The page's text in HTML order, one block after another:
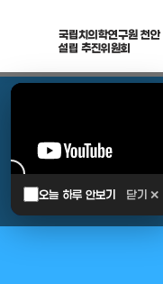
국립치의학연구원 천안
설립 추진위원회
오늘 하루 안보기 닫기 ✕
대한민국은 두번이나 약속하였습
MEGA
중부권 전체를 잇는 연구–임상–평